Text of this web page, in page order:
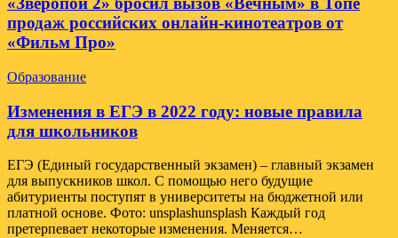
продаж российских онлайн-кинотеатров от
«Фильм Про»
Образование
Изменения в ЕГЭ в 2022 году: новые правила
для школьников
ЕГЭ (Единый государственный экзамен) – главный экзамен
для выпускников школ. С помощью него будущие
абитуриенты поступят в университеты на бюджетной или
платной основе. Фото: unsplashunsplash Каждый год
претерпевает некоторые изменения. Меняется…